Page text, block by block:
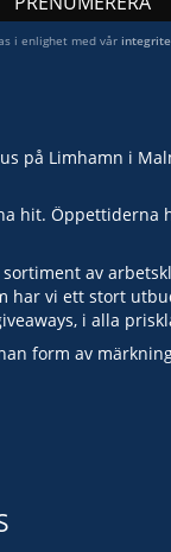
i enlighet med vår
på Limhamn i
hit. Öppettiderna
av
har vi ett stort
i alla
form av